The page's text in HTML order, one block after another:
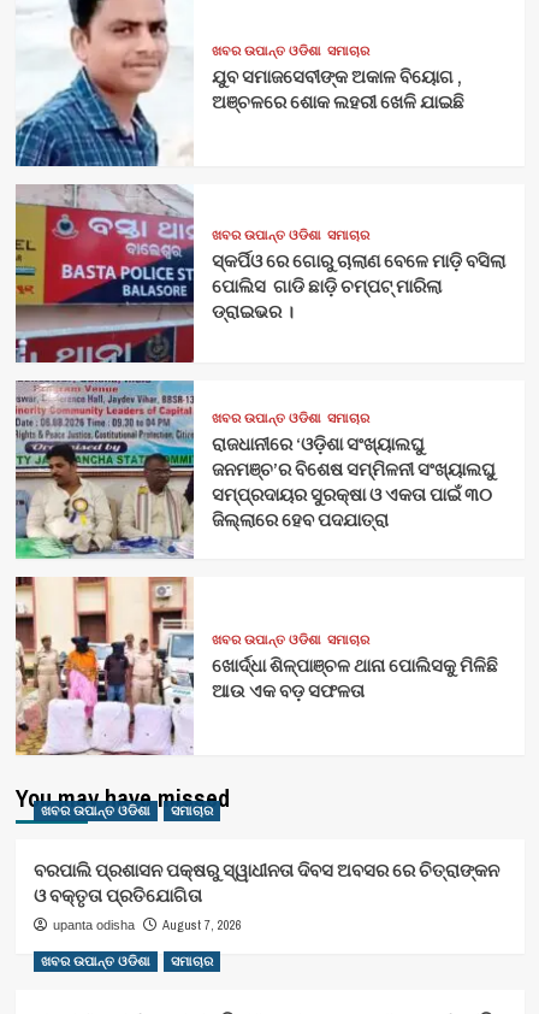
ଖବର ଉପାନ୍ତ ଓଡିଶା ସମାଚାର
ଯୁବ ସମାଜସେବୀଙ୍କ ଅକାଳ ବିୟୋଗ ,
ଅଞ୍ଚଳରେ ଶୋକ ଲହରୀ ଖେଳି ଯାଇଛି
ଖବର ଉପାନ୍ତ ଓଡିଶା ସମାଚାର
ସ୍କର୍ପିଓ ରେ ଗୋରୁ ଚାଲାଣ ବେଳେ ମାଡ଼ି ବସିଲା
ପୋଲିସ ଗାଡି ଛାଡ଼ି ଚମ୍ପଟ୍ ମାରିଲା
ଡ୍ରାଇଭର ।
ଖବର ଉପାନ୍ତ ଓଡିଶା ସମାଚାର
ରାଜଧାନୀରେ ‘ଓଡ଼ିଶା ସଂଖ୍ୟାଲଘୁ
ଜନମଞ୍ଚ’ର ବିଶେଷ ସମ୍ମିଳନୀ ସଂଖ୍ୟାଲଘୁ
ସମ୍ପ୍ରଦାୟର ସୁରକ୍ଷା ଓ ଏକତା ପାଇଁ ୩୦
ଜିଲ୍ଲାରେ ହେବ ପଦଯାତ୍ରା
ଖବର ଉପାନ୍ତ ଓଡିଶା ସମାଚାର
ଖୋର୍ଦ୍ଧା ଶିଳ୍ପାଞ୍ଚଳ ଥାନା ପୋଲିସକୁ ମିଳିଛି
ଆଉ ଏକ ବଡ଼ ସଫଳତା
You may have missed
ଖବର ଉପାନ୍ତ ଓଡିଶା ସମାଚାର
ବରପାଲି ପ୍ରଶାସନ ପକ୍ଷରୁ ସ୍ୱାଧୀନତା ଦିବସ ଅବସର ରେ ଚିତ୍ରାଙ୍କନ
ଓ ବକ୍ତୃତା ପ୍ରତିଯୋଗିତା
upanta odisha August 7, 2026
ଖବର ଉପାନ୍ତ ଓଡିଶା ସମାଚାର